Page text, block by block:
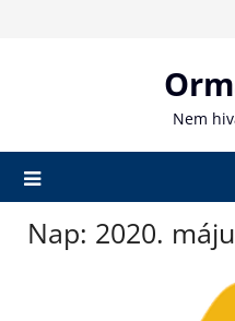
Nem
Nap: 2020.